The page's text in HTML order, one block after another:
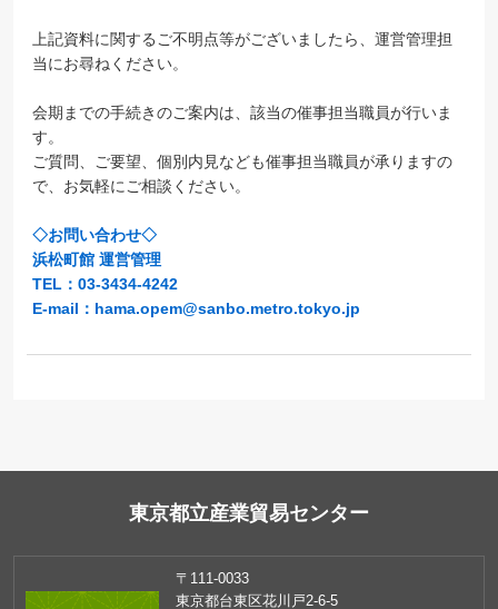
上記資料に関するご不明点等がございましたら、運営管理担
当にお尋ねください。
会期までの手続きのご案内は、該当の催事担当職員が行いま
す。
ご質問、ご要望、個別内見なども催事担当職員が承りますの
で、お気軽にご相談ください。
◇お問い合わせ◇
浜松町館 運営管理
TEL：03-3434-4242
E-mail：hama.opem@sanbo.metro.tokyo.jp
東京都立産業貿易センター
〒111-0033
東京都台東区花川戸2-6-5